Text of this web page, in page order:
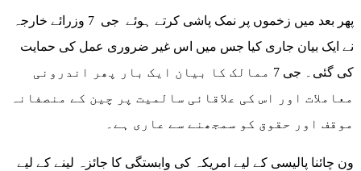
پھر بعد میں زخموں پر نمک پاشی کرتے ہوئے جی 7 وزرائے خارجہ
نے ایک بیان جاری کیا جس میں اس غیر ضروری عمل کی حمایت
کی گئی۔ جی 7 ممالک کا بیان ایک بار پھر اندرونی
معاملات اور اس کی علاقائی سالمیت پر چین کے منصفانہ
موقف اور حقوق کو سمجھنے سے عاری ہے۔
ون چائنا پالیسی کے لیے امریکہ کی وابستگی کا جائزہ لینے کے لیے